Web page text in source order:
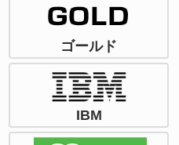
ゴールド
IBM